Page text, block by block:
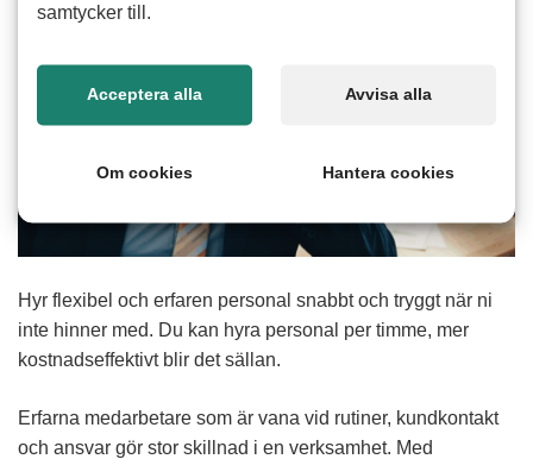
Hyr flexibel och erfaren personal snabbt och tryggt när ni
inte hinner med. Du kan hyra personal per timme, mer
kostnadseffektivt blir det sällan.
Erfarna medarbetare som är vana vid rutiner, kundkontakt
och ansvar gör stor skillnad i en verksamhet. Med
samtycker till.
Acceptera alla Avvisa alla
Om cookies Hantera cookies